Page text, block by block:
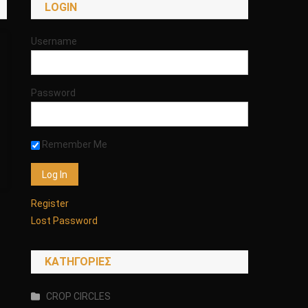
LOGIN
Username
Password
Remember Me
Register
Lost Password
KΑΤΗΓΟΡΊΕΣ
CROP CIRCLES